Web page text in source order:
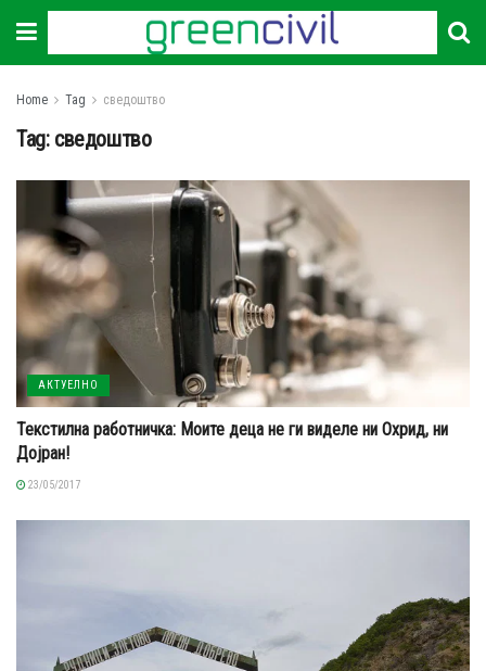
Home Tag сведоштво
Tag: сведоштво
АКТУЕЛНО
Текстилна работничка: Моите деца не ги виделе ни Охрид, ни
Дојран!
23/05/2017